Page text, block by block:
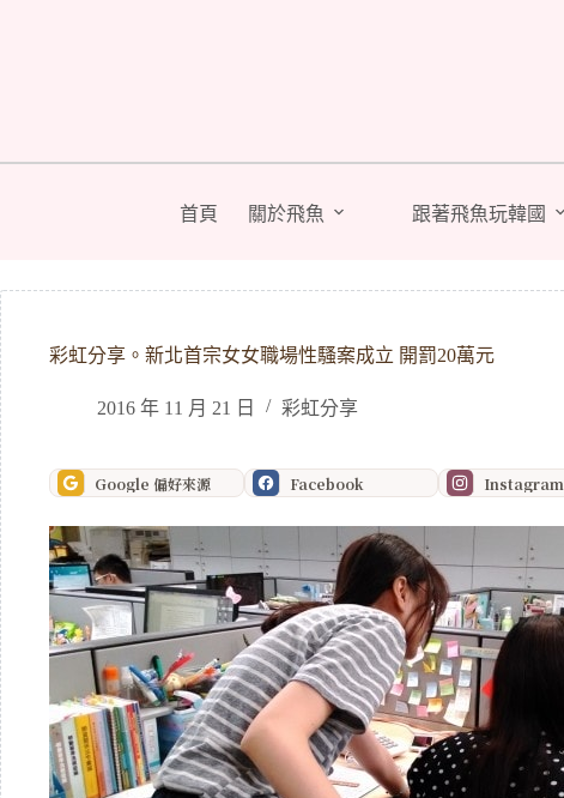
容
首頁 關於飛魚 跟著飛魚玩韓國
彩虹分享。新北首宗女女職場性騷案成立 開罰20萬元
2016 年 11 月 21 日 彩虹分享
Google 偏好來源 Facebook Instagram